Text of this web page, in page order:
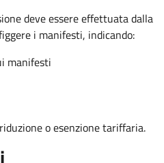
deve essere effettuata dalla
i manifesti, indicando:
manifesti
o esenzione tariffaria.